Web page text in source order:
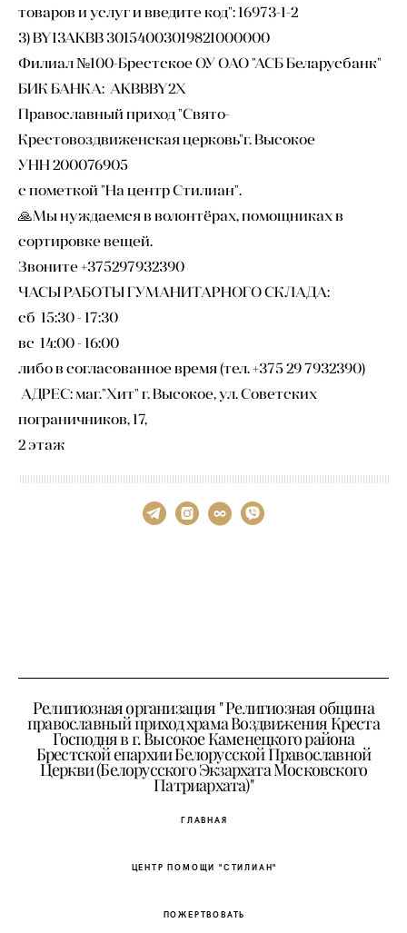
товаров и услуг и введите код": 16973-1-2
3) BY13AKBB 30154003019821000000
Филиал №100-Брестское ОУ ОАО "АСБ Беларусбанк"
БИК БАНКА: AKBBBY2X
Православный приход "Свято-
Крестовоздвиженская церковь"г. Высокое
УНН 200076905
с пометкой "На центр Стилиан".
🙏Мы нуждаемся в волонтёрах, помощниках в
сортировке вещей.
Звоните +375297932390
ЧАСЫ РАБОТЫ ГУМАНИТАРНОГО СКЛАДА:
сб 15:30 - 17:30
вс 14:00 - 16:00
либо в согласованное время (тел. +375 29 7932390)
АДРЕС: маг."Хит" г. Высокое, ул. Советских
пограничников, 17,
2 этаж
Религиозная организация " Религиозная община
православный приход храма Воздвижения Креста
Господня в г. Высокое Каменецкого района
Брестской епархии Белорусской Православной
Церкви (Белорусского Экзархата Московского
Патриархата)"
ГЛАВНАЯ
ЦЕНТР ПОМОЩИ "СТИЛИАН"
ПОЖЕРТВОВАТЬ